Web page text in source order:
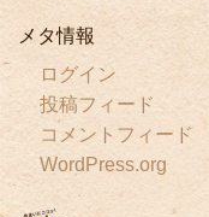
メタ情報
ログイン
投稿フィード
コメントフィード
WordPress.org